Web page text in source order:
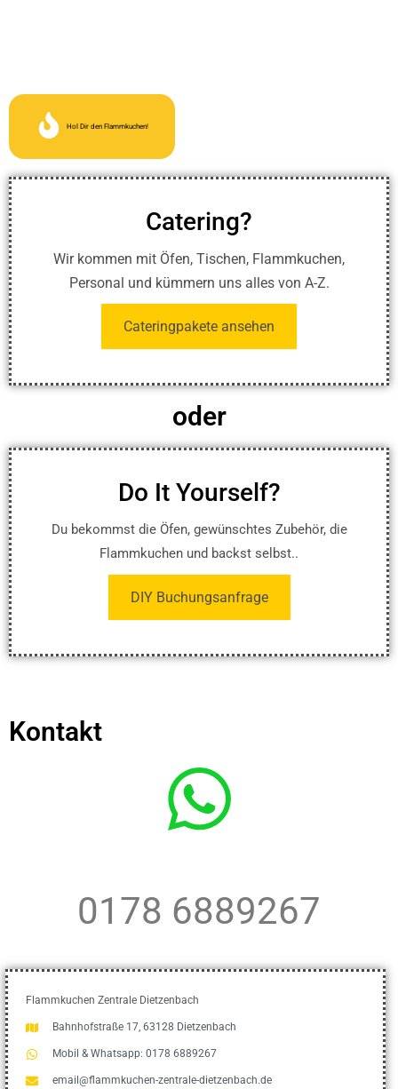
Hol Dir den Flammkuchen!
Catering?
Wir kommen mit Öfen, Tischen, Flammkuchen,
Personal und kümmern uns alles von A-Z.
Cateringpakete ansehen
oder
Do It Yourself?
Du bekommst die Öfen, gewünschtes Zubehör, die
Flammkuchen und backst selbst..
DIY Buchungsanfrage
Kontakt
0178 6889267
Flammkuchen Zentrale Dietzenbach
Bahnhofstraße 17, 63128 Dietzenbach
Mobil & Whatsapp: 0178 6889267
email@flammkuchen-zentrale-dietzenbach.de